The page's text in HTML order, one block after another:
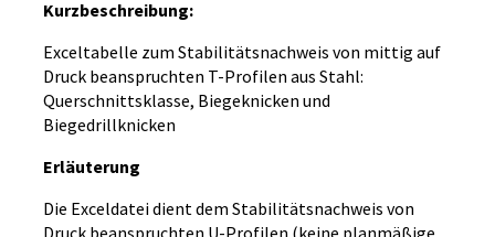
Kurzbeschreibung:
Exceltabelle zum Stabilitätsnachweis von mittig auf
Druck beanspruchten T-Profilen aus Stahl:
Querschnittsklasse, Biegeknicken und
Biegedrillknicken
Erläuterung
Die Exceldatei dient dem Stabilitätsnachweis von
Druck beanspruchten U-Profilen (keine planmäßige